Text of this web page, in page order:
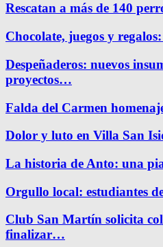
Rescatan a más de 140
Chocolate, juegos y
Despeñaderos: nuevos
proyectos…
Falda del Carmen
Dolor y luto en Villa San
La historia de Anto: una
Orgullo local: estudiantes
Club San Martín solicita
finalizar…